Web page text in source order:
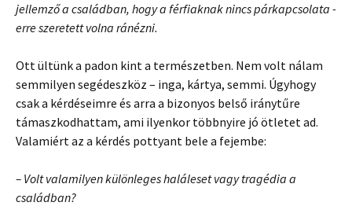
jellemző a családban, hogy a férfiaknak nincs párkapcsolata -
erre szeretett volna ránézni.
Ott ültünk a padon kint a természetben. Nem volt nálam
semmilyen segédeszköz – inga, kártya, semmi. Úgyhogy
csak a kérdéseimre és arra a bizonyos belső iránytűre
támaszkodhattam, ami ilyenkor többnyire jó ötletet ad.
Valamiért az a kérdés pottyant bele a fejembe:
– Volt valamilyen különleges haláleset vagy tragédia a
családban?